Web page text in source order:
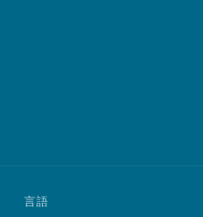
言語